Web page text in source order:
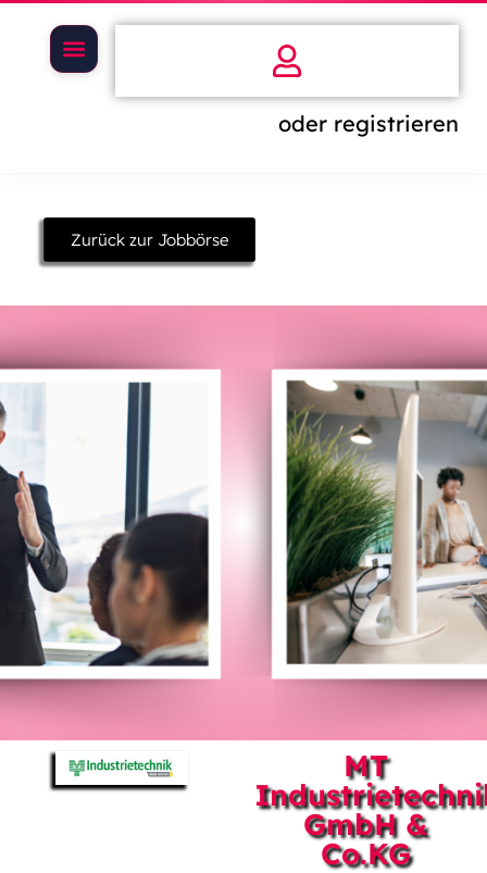
oder registrieren
Zurück zur Jobbörse
MT
GmbH &
Co.KG